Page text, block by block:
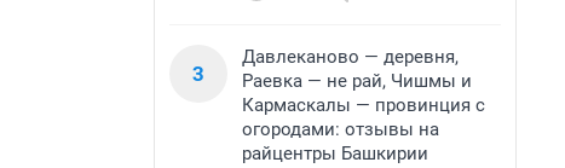
3
Давлеканово — деревня,
Раевка — не рай, Чишмы и
Кармаскалы — провинция с
огородами: отзывы на
райцентры Башкирии